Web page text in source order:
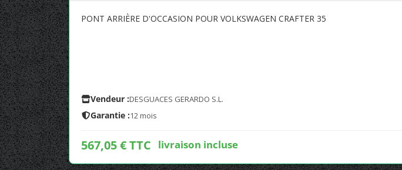
PONT ARRIÈRE D'OCCASION POUR VOLKSWAGEN CRAFTER 35
Vendeur :DESGUACES GERARDO S.L.
Garantie :12 mois
567,05 € TTC livraison incluse